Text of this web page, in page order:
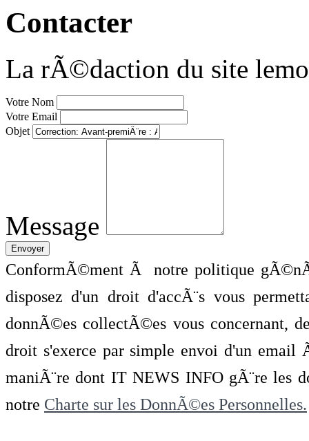
Contacter
La rÃ©daction du site
Votre Nom
Votre Email
Objet
Message
ConformÃ©ment Ã notre politique
disposez d'un droit d'accÃ¨s vous
donnÃ©es collectÃ©es vous concernant,
droit s'exerce par simple envoi d'un
maniÃ¨re dont IT NEWS INFO gÃ¨re les
notre Charte sur les DonnÃ©es Personnelles.